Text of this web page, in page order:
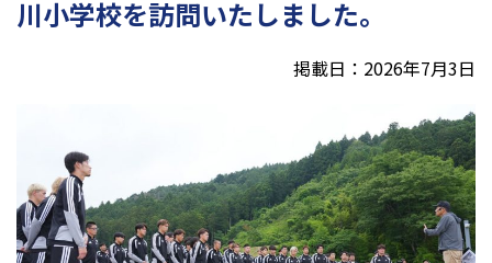
川小学校を訪問いたしました。
掲載日：2026年7月3日